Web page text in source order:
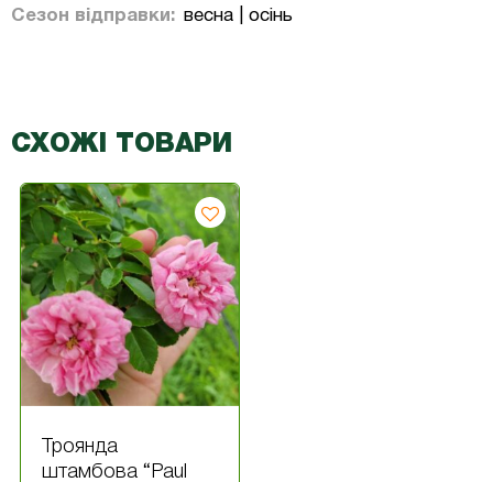
Сезон відправки: весна | осінь
СХОЖІ ТОВАРИ
Троянда
штамбова “Paul